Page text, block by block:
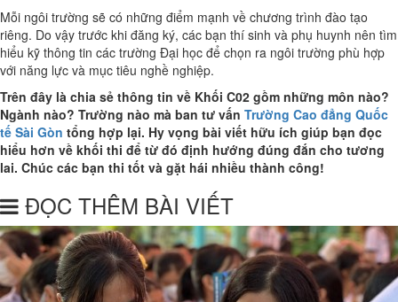
Mỗi ngôi trường sẽ có những điểm mạnh về chương trình đào tạo
riêng. Do vậy trước khi đăng ký, các bạn thí sinh và phụ huynh nên tìm
hiểu kỹ thông tin các trường Đại học để chọn ra ngôi trường phù hợp
với năng lực và mục tiêu nghề nghiệp.
Trên đây là chia sẻ thông tin về Khối C02 gồm những môn nào?
Ngành nào? Trường nào mà ban tư vấn Trường Cao đẳng Quốc
tế Sài Gòn tổng hợp lại. Hy vọng bài viết hữu ích giúp bạn đọc
hiểu hơn về khối thi để từ đó định hướng đúng đắn cho tương
lai. Chúc các bạn thi tốt và gặt hái nhiều thành công!
ĐỌC THÊM BÀI VIẾT